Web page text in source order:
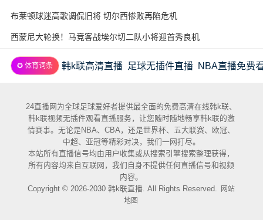
布莱顿球迷高歌调侃旧将 切尔西惨败再陷危机
西蒙尼大轮换！马竞客战埃尔切二队小将迎首秀良机
✪ 体育词条 韩k联高清直播 足球无插件直播 NBA直播免费
24直播网为全球足球爱好者提供最全面的免费高清在线韩k联、
韩k联视频无插件观看直播服务，让您随时随地畅享韩k联的激
情赛事。无论是NBA、CBA，还是世界杯、五大联赛、欧冠、
中超、亚冠等精彩对决，我们一网打尽。
本站所有直播信号均由用户收集或从搜索引擎搜索整理获得，
所有内容均来自互联网，我们自身不提供任何直播信号和视频
内容。
Copyright © 2026-2030 韩k联直播. All Rights Reserved.
网站
地图